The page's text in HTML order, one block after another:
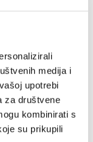
medija i
upotrebi
za društvene
kombinirati s
su prikupili
1,35
m³/h